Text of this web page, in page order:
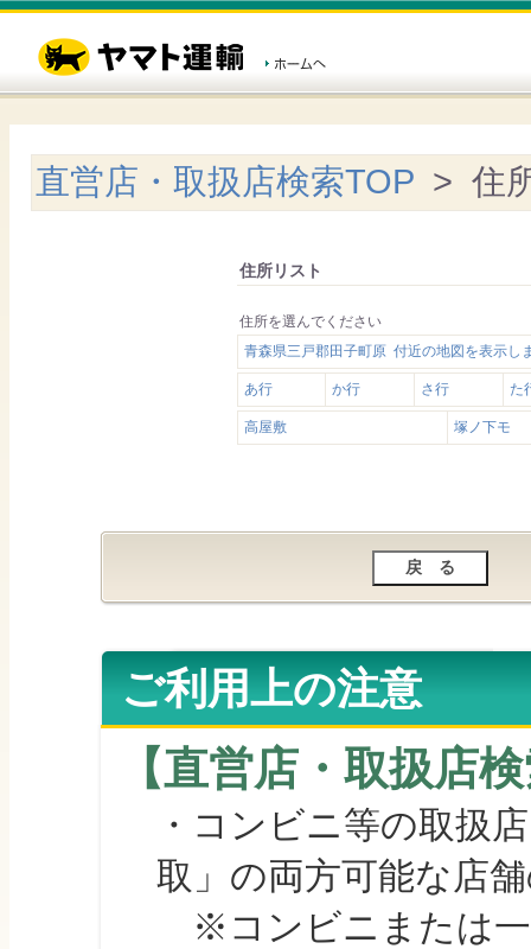
直営店・取扱店検索TOP > 住
住所リスト
住所を選んでください
青森県三戸郡田子町原 付近の地図を表示し
あ行 か行 さ行 た
高屋敷 塚ノ下モ
ご利用上の注意
【直営店・取扱店
・コンビニ等の取扱
取」の両方可能な店
※コンビニまたは一